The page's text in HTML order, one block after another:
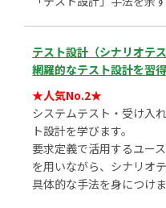
テスト設計（シナリオテ
網羅的なテスト設計を習
★人気No.2★
システムテスト・受け入
ト設計を学びます。
要求定義で活用するユー
を用いながら、シナリオ
具体的な手法を身につけま